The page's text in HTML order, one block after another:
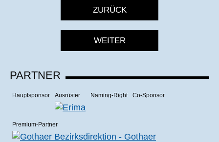
ZURÜCK
WEITER
PARTNER
Hauptsponsor Ausrüster Naming-Right Co-Sponsor
Premium-Partner